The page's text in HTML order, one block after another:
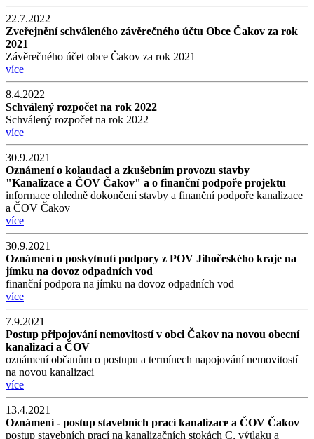
22.7.2022
Zveřejnění schváleného závěrečného účtu Obce Čakov za rok
2021
Závěrečného účet obce Čakov za rok 2021
více
8.4.2022
Schválený rozpočet na rok 2022
Schválený rozpočet na rok 2022
více
30.9.2021
Oznámení o kolaudaci a zkušebním provozu stavby
"Kanalizace a ČOV Čakov" a o finanční podpoře projektu
informace ohledně dokončení stavby a finanční podpoře kanalizace
a ČOV Čakov
více
30.9.2021
Oznámení o poskytnutí podpory z POV Jihočeského kraje na
jímku na dovoz odpadních vod
finanční podpora na jímku na dovoz odpadních vod
více
7.9.2021
Postup připojování nemovitostí v obci Čakov na novou obecní
kanalizaci a ČOV
oznámení občanům o postupu a termínech napojování nemovitostí
na novou kanalizaci
více
13.4.2021
Oznámení - postup stavebních prací kanalizace a ČOV Čakov
postup stavebních prací na kanalizačních stokách C, výtlaku a